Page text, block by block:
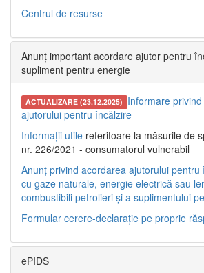
Centrul de resurse
Anunț important acordare ajutor pentru
supliment pentru energie
ACTUALIZARE (23.12.2025) Informare
ajutorului pentru încălzire
Informații utile referitoare la măsurile de
nr. 226/2021 - consumatorul vulnerabil
Anunț privind acordarea ajutorului pentru
cu gaze naturale, energie electrică sau
combustibili petrolieri și a suplimentului
Formular cerere-declarație pe proprie
ePIDS